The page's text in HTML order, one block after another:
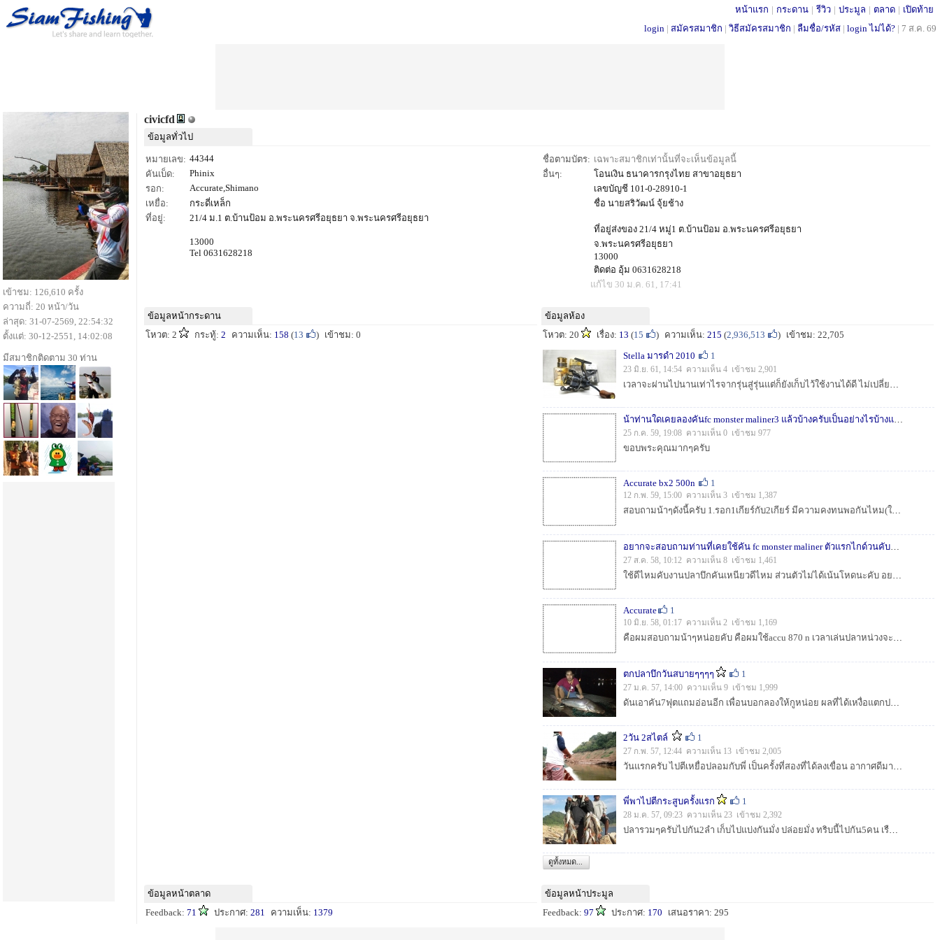
หน้าแรก | กระดาน | รีวิว | ประมูล | ตลาด | เปิดท้าย
login | สมัครสมาชิก | วิธีสมัครสมาชิก | ลืมชื่อ/รหัส | login ไม่ได้? | 7 ส.ค. 69
civicfd
ข้อมูลทั่วไป
หมายเลข: 44344
คันเบ็ด:
Phinix
รอก:
Accurate,Shimano
เหยื่อ:
กระดี่เหล็ก
ที่อยู่:
21/4 ม.1 ต.บ้านป้อม อ.พระนครศรีอยุธยา จ.พระนครศรีอยุธยา
13000
Tel 0631628218
ชื่อตามบัตร: เฉพาะสมาชิกเท่านั้นที่จะเห็นข้อมูลนี้
อื่นๆ:
โอนเงิน ธนาคารกรุงไทย สาขาอยุธยา
เลขบัญชี 101-0-28910-1
ชื่อ นายสริวัฒน์ จุ้ยช้าง
ที่อยู่ส่งของ 21/4 หมู่1 ต.บ้านป้อม อ.พระนครศรีอยุธยา
จ.พระนครศรีอยุธยา
13000
ติดต่อ อุ้ม 0631628218
แก้ไข 30 ม.ค. 61, 17:41
ข้อมูลหน้ากระดาน
โหวต: 2
กระทู้: 2 ความเห็น: 158 (13 ) เข้าชม: 0
ข้อมูลห้อง
โหวต: 20
เรื่อง: 13 (15 ) ความเห็น: 215 (2,936,513 ) เข้าชม: 22,705
Stella มารดำ 2010
1
23 มิ.ย. 61, 14:54 ความเห็น 4 เข้าชม 2,901
เวลาจะผ่านไปนานเท่าไรจากรุ่นสู่รุ่นแต่ก็ยังเก็บไว้ใช้งานได้ดี ไม่เปลี่ยนแปลง ถึงแม้ใจก็จะอยากได้2018แต่ก็ยังรักตัวนี้อยู่ครับ (ป่าวหรอกไม่มีตังค์ซื้...
น้าท่านใดเคยลองคันfc monster maliner3 แล้วบ้างครับเป็นอย่างไรบ้างแชร์เป็นข้อมูลท
25 ก.ค. 59, 19:08 ความเห็น 0 เข้าชม 977
ขอบพระคุณมากๆครับ
Accurate bx2 500n 1
12 ก.พ. 59, 15:00 ความเห็น 3 เข้าชม 1,387
สอบถามน้าๆดังนี้ครับ 1.รอก1เกียร์กับ2เกียร์ มีความคงทนพอกันไหม(ในกรณีที่ผมใช้ตกแต่ปลาบึก เล่นปลารอบ3เก็บเหยื่อรอบ6พยายามไม่เปลี่ยนเกียร์ระหว่างอัดปล...
อยากจะสอบถามท่านที่เคยใช้คัน fc monster maliner ตัวแรกไกด์วนคับ
27 ส.ค. 58, 10:12 ความเห็น 8 เข้าชม 1,461
ใช้ดีไหมคับงานปลาบึกคันเหนียวดีไหม ส่วนตัวไม่ได้เน้นโหดนะคับ อยากได้เด้งๆมันๆ มันเหนียวไหม คุณภาพโอเคไหม (มาริเนอร์ตัวแรกนะคับ) ขอบคุณทุกท่านมากคับ...
Accurate 1
10 มิ.ย. 58, 01:17 ความเห็น 2 เข้าชม 1,169
คือผมสอบถามน้าๆหน่อยคับ คือผมใช้accu 870 n เวลาเล่นปลาหน่วงจะมีลักษณะประมาณว่ามันหนืดขึ้นมาเองทำให้เบรคหนักขึ้นโดยที่ผมไม่รู้ พอเล่นปลาเสร็จดึงสายออก...
ตกปลาบึกวันสบายๆๆๆๆ 1
27 ม.ค. 57, 14:00 ความเห็น 9 เข้าชม 1,999
ดันเอาคัน7ฟุตแถมอ่อนอีก เพื่อนบอกลองให้กูหน่อย ผลที่ได้เหงื่อแตกปายยยย เป็นคัน 29 ปี loomis แต่เหนียวดีคับ...
2วัน 2สไตล์ 1
27 ก.พ. 57, 12:44 ความเห็น 13 เข้าชม 2,005
วันแรกครับ ไปตีเหยื่อปลอมกับพี่ เป็นครั้งที่สองที่ได้ลงเขื่อน อากาศดีมากมาย...
พี่พาไปตีกระสูบครั้งแรก 1
28 ม.ค. 57, 09:23 ความเห็น 23 เข้าชม 2,392
ปลารวมๆครับไปกัน2ลำ เก็บไปแบ่งกันมั่ง ปล่อยมั่ง ทริบนี้ไปกัน5คน เรือ2ลำ ตกที่ เขื่อนนครนายก ครับ...
ดูทั้งหมด...
ข้อมูลหน้าตลาด
Feedback: 71 ประกาศ: 281 ความเห็น: 1379
ข้อมูลหน้าประมูล
Feedback: 97 ประกาศ: 170 เสนอราคา: 295
เข้าชม: 126,610 ครั้ง
ความถี่: 20 หน้า/วัน
ล่าสุด: 31-07-2569, 22:54:32
ตั้งแต่: 30-12-2551, 14:02:08
มีสมาชิกติดตาม 30 ท่าน